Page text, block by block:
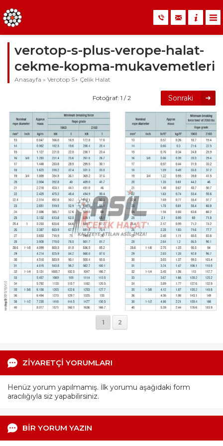
verotop-s-plus-verope-halat-
cekme-kopma-mukavemetleri
Anasayfa » Verotop S+ Çelik Halat
Fotoğraf: 1 / 2 Sonraki
1 2
ZİYARETÇİ YORUMLARI
Henüz yorum yapılmamış. İlk yorumu aşağıdaki form
aracılığıyla siz yapabilirsiniz.
BİR YORUM YAZIN